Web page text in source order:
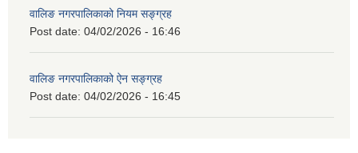
वालिङ नगरपालिकाको नियम सङ्ग्रह
Post date: 04/02/2026 - 16:46
वालिङ नगरपालिकाको ऐन सङ्ग्रह
Post date: 04/02/2026 - 16:45